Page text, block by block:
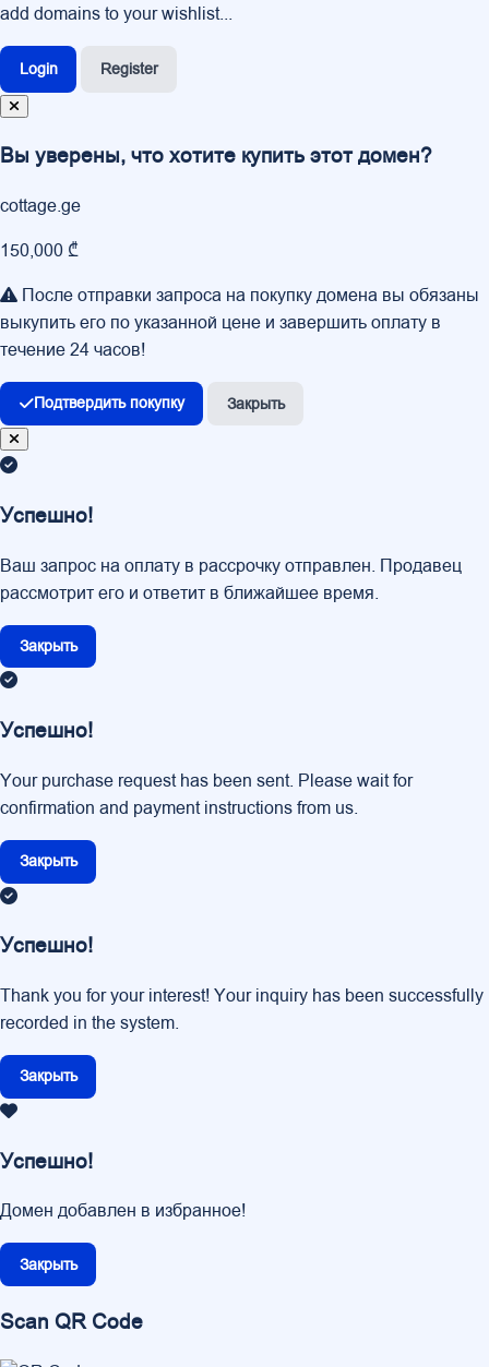
add domains to your wishlist...
Login Register
Вы уверены, что хотите купить этот домен?
cottage.ge
150,000 ₾
После отправки запроса на покупку домена вы обязаны
выкупить его по указанной цене и завершить оплату в
течение 24 часов!
Подтвердить покупку Закрыть
Успешно!
Ваш запрос на оплату в рассрочку отправлен. Продавец
рассмотрит его и ответит в ближайшее время.
Закрыть
Успешно!
Your purchase request has been sent. Please wait for
confirmation and payment instructions from us.
Закрыть
Успешно!
Thank you for your interest! Your inquiry has been successfully
recorded in the system.
Закрыть
Успешно!
Домен добавлен в избранное!
Закрыть
Scan QR Code